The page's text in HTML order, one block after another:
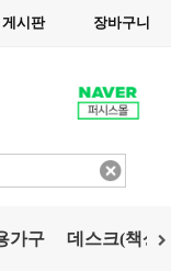
게시판 장바구니
가구 데스크(책상)